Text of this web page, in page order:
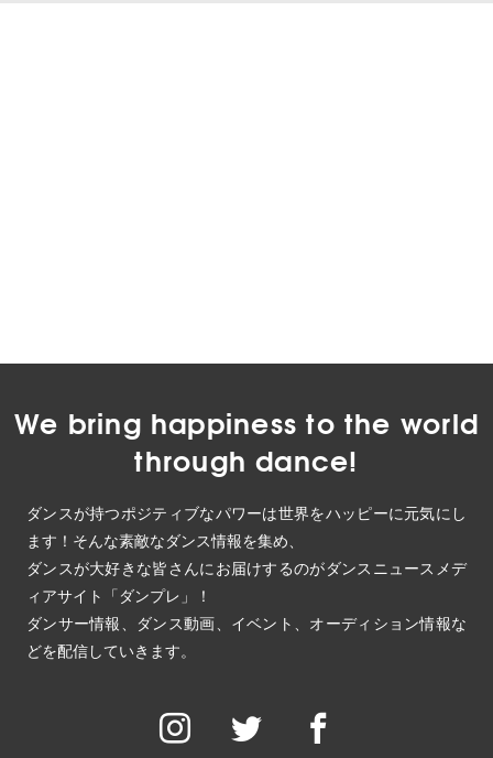
We bring happiness to the world
through dance!
ダンスが持つポジティブなパワーは世界をハッピーに元気にし
ます！そんな素敵なダンス情報を集め、
ダンスが大好きな皆さんにお届けするのがダンスニュースメデ
ィアサイト「ダンプレ」！
ダンサー情報、ダンス動画、イベント、オーディション情報な
どを配信していきます。